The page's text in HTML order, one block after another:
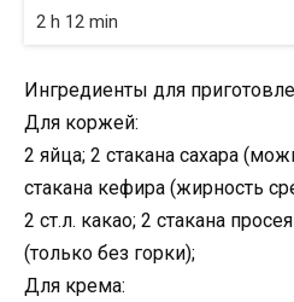
2 h 12 min
Ингредиенты для
Для коржей:
2 яйца; 2 стакана сахара
стакана кефира (жирность
2 ст.л. какао; 2 стакана
(только без горки);
Для крема: